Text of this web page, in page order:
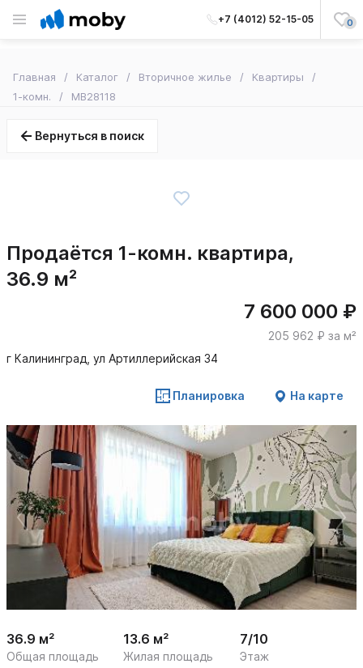
+7 (4012) 52-15-05 0
Главная Каталог Вторичное жилье
Квартиры
1-комн.
MB28118
Вернуться в поиск
Продаётся 1-комн. квартира,
36.9 м²
7 600 000 ₽
205 962 ₽ за м²
г Калининград, ул Артиллерийская 34
Планировка На карте
1
/
16
36.9 м²
Общая площадь
13.6 м²
Жилая площадь
7/10
Этаж